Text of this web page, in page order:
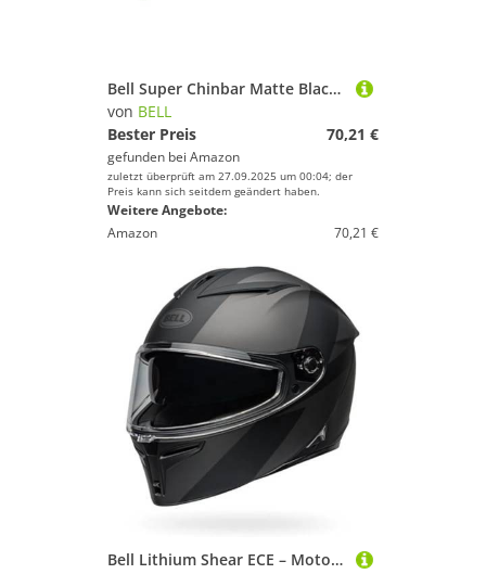
Bell Super Chinbar Matte Black M
von BELL
Bester Preis
70,21 €
gefunden bei Amazon
zuletzt überprüft am 27.09.2025 um 00:04; der
Preis kann sich seitdem geändert haben.
Weitere Angebote:
Amazon
70,21 €
Bell Lithium Shear ECE – Motorradhelm – ECE Zertifiziert Helm – Sonnenvisier Helm – Polycarbonat-Schale – herausnehmbares Innenfutter – Premium Mikrometrikverschluss – Black/Black, Größe: L